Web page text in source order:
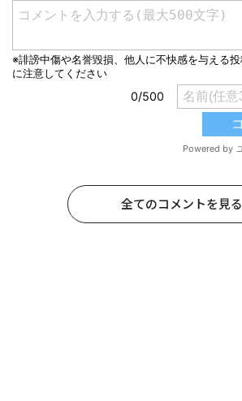
全てのコメントを見る